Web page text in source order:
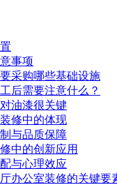
事项
采购哪些基础设施
后需要注意什么？
油漆很关键
修中的体现
与品质保障
中的创新应用
与心理效应
办公室装修的关键要